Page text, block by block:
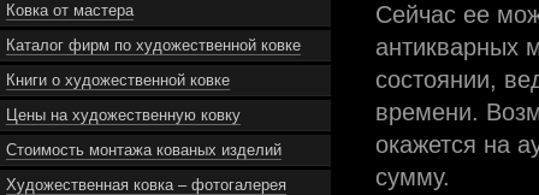
Ковка от мастера
Каталог фирм по художественной ковке
Книги о художественной ковке
Цены на художественную ковку
Стоимость монтажа кованых изделий
Художественная ковка – фотогалерея
Сейчас ее
антикварных
состоянии,
времени.
окажется на
сумму.